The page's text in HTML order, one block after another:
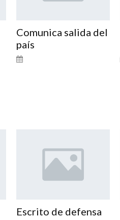
Comunica salida del
país
Escrito de defensa